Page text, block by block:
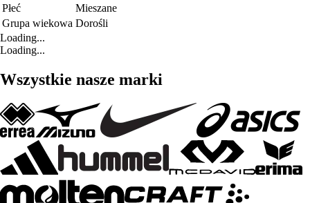
Płeć
Mieszane
Grupa wiekowa Dorośli
Loading...
Loading...
Wszystkie nasze marki